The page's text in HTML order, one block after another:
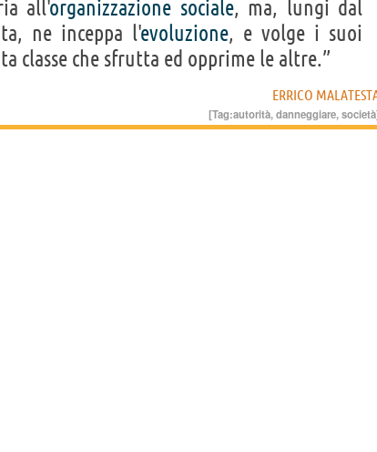
all'organizzazione sociale, ma, lungi dal
ne inceppa l'evoluzione, e volge i suoi
classe che sfrutta ed opprime le altre.”
ERRICO
[Tag:autorità,danneggiare,società